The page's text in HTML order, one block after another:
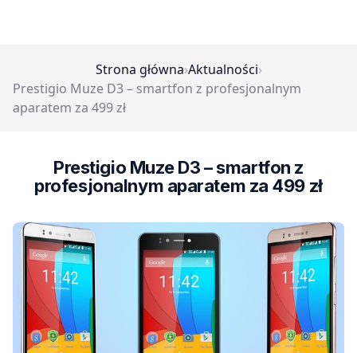
Strona główna›Aktualności›
Prestigio Muze D3 – smartfon z profesjonalnym
aparatem za 499 zł
Prestigio Muze D3 – smartfon z
profesjonalnym aparatem za 499 zł